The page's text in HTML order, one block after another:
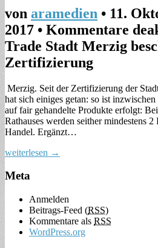
von aramedien • 11.
2017 • Kommentare
Trade Stadt Merzig
Zertifizierung
Merzig. Seit der Zertifizierung der
hat sich einiges getan: so ist
auf fair gehandelte Produkte erfolgt:
Rathauses werden seither mindestens
Handel. Ergänzt…
weiterlesen →
Meta
Anmelden
Beitrags-Feed (RSS)
Kommentare als RSS
WordPress.org